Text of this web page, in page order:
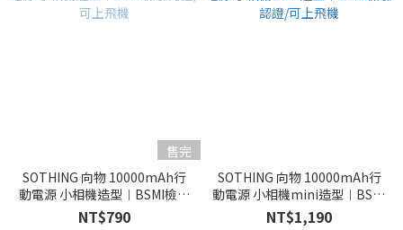
售完
SOTHING 向物 10000mAh行
動電源 小相機造型︱BSMI檢驗
認證/可上飛機
NT$790
SOTHING 向物 10000mAh行
動電源 小相機mini造型︱BSMI
檢驗認證/可上飛機
NT$1,190